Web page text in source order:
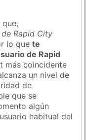
Rapid City
lo quete
de Rapid
más coincidente
un nivel de
de
que se
algún
habitual del